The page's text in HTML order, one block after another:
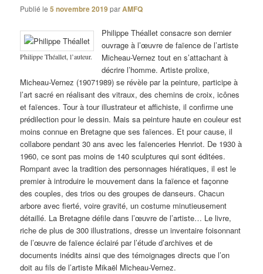
Publié le5 novembre 2019parAMFQ
Philippe Théallet, l’auteur.
Philippe Théallet consacre son dernier
ouvrage à l’œuvre de faïence de l’artiste
Micheau-Vernez tout en s’attachant à
décrire l’homme. Artiste prolixe,
Micheau-Vernez (19071989) se révèle par la peinture, participe à
l’art sacré en réalisant des vitraux, des chemins de croix, icônes
et faïences. Tour à tour illustrateur et affichiste, il confirme une
prédilection pour le dessin. Mais sa peinture haute en couleur est
moins connue en Bretagne que ses faïences. Et pour cause, il
collabore pendant 30 ans avec les faïenceries Henriot. De 1930 à
1960, ce sont pas moins de 140 sculptures qui sont éditées.
Rompant avec la tradition des personnages hiératiques, il est le
premier à introduire le mouvement dans la faïence et façonne
des couples, des trios ou des groupes de danseurs. Chacun
arbore avec fierté, voire gravité, un costume minutieusement
détaillé. La Bretagne défile dans l’œuvre de l’artiste… Le livre,
riche de plus de 300 illustrations, dresse un inventaire foisonnant
de l’œuvre de faïence éclairé par l’étude d’archives et de
documents inédits ainsi que des témoignages directs que l’on
doit au fils de l’artiste Mikaël Micheau-Vernez.